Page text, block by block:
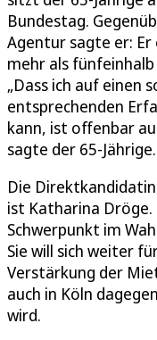
Bundestag.
Agentur sagte er:
mehr als
„Dass ich auf einen
entsprechenden
kann, ist offenbar
sagte der 65-Jährige.
Die
ist Katharina Dröge.
Schwerpunkt im
Sie will sich weiter
Verstärkung der
auch in Köln
wird.